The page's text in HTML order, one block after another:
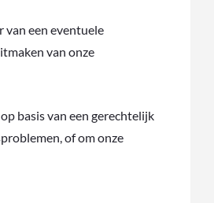
van een eventuele
van onze
basis van een gerechtelijk
of om onze